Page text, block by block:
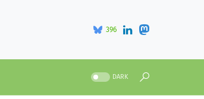
396
DARK